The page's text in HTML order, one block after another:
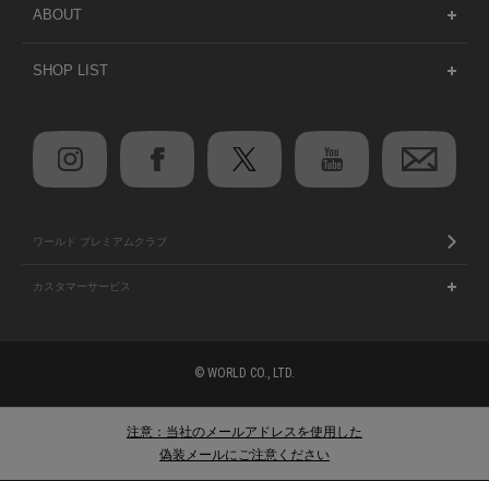
ABOUT
SHOP LIST
ワールド プレミアムクラブ
カスタマーサービス
© WORLD CO., LTD.
注意：当社のメールアドレスを使用した
偽装メールにご注意ください